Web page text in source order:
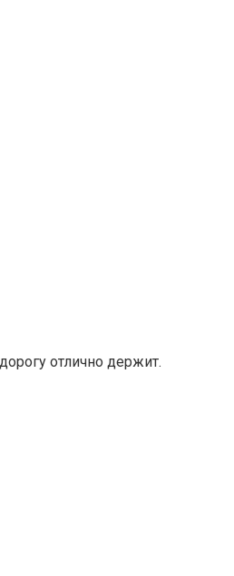
отлично держит.